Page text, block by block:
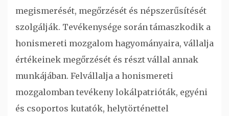
megismerését, megőrzését és népszerűsítését
szolgálják. Tevékenysége során támaszkodik a
honismereti mozgalom hagyományaira, vállalja
értékeinek megőrzését és részt vállal annak
munkájában. Felvállalja a honismereti
mozgalomban tevékeny lokálpatrióták, egyéni
és csoportos kutatók, helytörténettel